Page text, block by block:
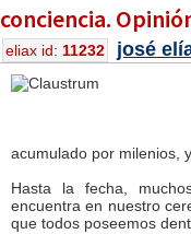
conciencia.
eliax id: 11232 josé
acumulado por milenios,
Hasta la fecha,
encuentra en nuestro
que todos poseemos